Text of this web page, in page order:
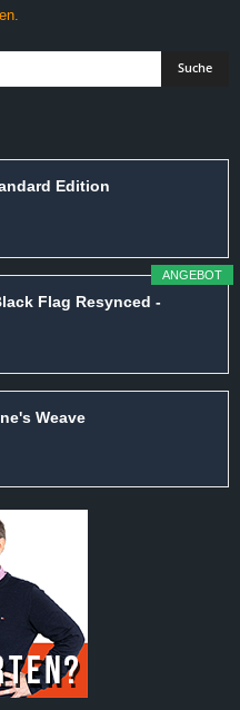
Edition
ANGEBOT
Flag Resynced -
Weave